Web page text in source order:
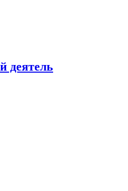
деятель